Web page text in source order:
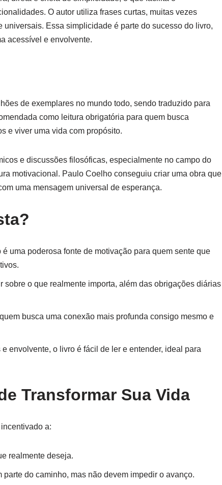
O autor utiliza frases curtas, muitas vezes
Essa simplicidade é parte do sucesso do livro,
acessível e envolvente.
de exemplares no mundo todo, sendo traduzido para
como leitura obrigatória para quem busca
e viver uma vida com propósito.
e discussões filosóficas, especialmente no campo do
motivacional. Paulo Coelho conseguiu criar uma obra que
uma mensagem universal de esperança.
é uma poderosa fonte de motivação para quem sente que
sobre o que realmente importa, além das obrigações diárias
busca uma conexão mais profunda consigo mesmo e
envolvente, o livro é fácil de ler e entender, ideal para
Transformar Sua Vida
a:
realmente deseja.
do caminho, mas não devem impedir o avanço.